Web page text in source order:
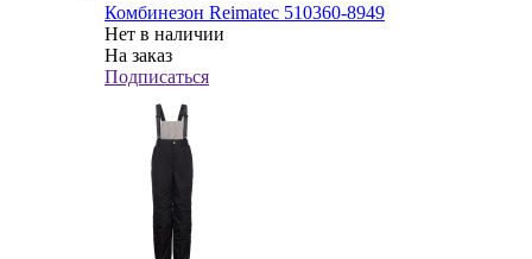
Комбинезон Reimatec 510360-8949
Нет в наличии
На заказ
Подписаться